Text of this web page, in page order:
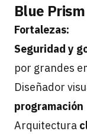
Blue Prism
Fortalezas:
Seguridad y
por grandes
Diseñador
programación
Arquitectura